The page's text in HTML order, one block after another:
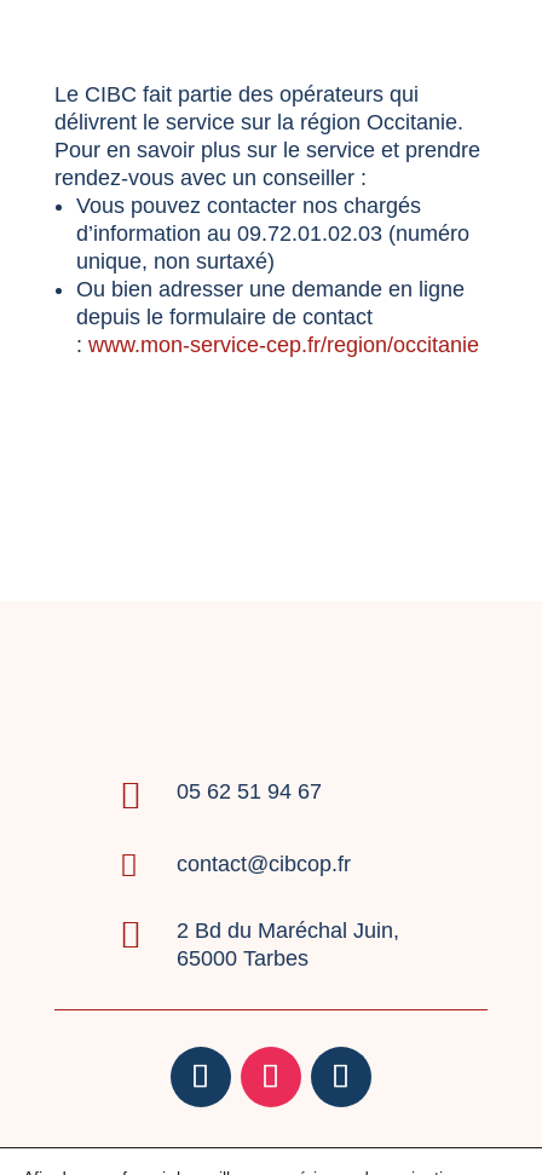
Le CIBC fait partie des opérateurs qui
délivrent le service sur la région Occitanie.
Pour en savoir plus sur le service et prendre
rendez-vous avec un conseiller :
Vous pouvez contacter nos chargés
d’information au 09.72.01.02.03 (numéro
unique, non surtaxé)
Ou bien adresser une demande en ligne
depuis le formulaire de contact
: www.mon-service-cep.fr/region/occitanie
 05 62 51 94 67
 contact@cibcop.fr

2 Bd du Maréchal Juin,
65000 Tarbes
Mentions légales | Politique de confidentialité